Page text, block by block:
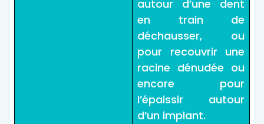
autour d’une dent
en train de
déchausser, ou
pour recouvrir une
racine dénudée ou
encore pour
l’épaissir autour
d’un implant.